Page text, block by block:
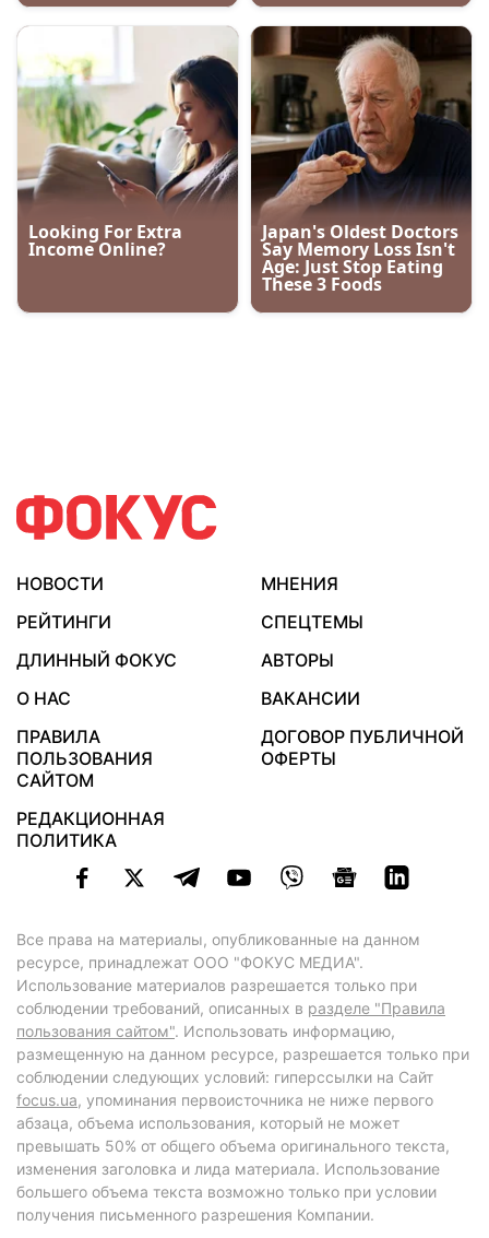
НОВОСТИ
МНЕНИЯ
РЕЙТИНГИ
СПЕЦТЕМЫ
ДЛИННЫЙ ФОКУС
АВТОРЫ
О НАС
ВАКАНСИИ
ПРАВИЛА
ПОЛЬЗОВАНИЯ
САЙТОМ
ДОГОВОР ПУБЛИЧНОЙ
ОФЕРТЫ
РЕДАКЦИОННАЯ
ПОЛИТИКА
Все права на материалы, опубликованные на данном
ресурсе, принадлежат ООО "ФОКУС МЕДИА".
Использование материалов разрешается только при
соблюдении требований, описанных в разделе "Правила
пользования сайтом". Использовать информацию,
размещенную на данном ресурсе, разрешается только при
соблюдении следующих условий: гиперссылки на Сайт
focus.ua, упоминания первоисточника не ниже первого
абзаца, объема использования, который не может
превышать 50% от общего объема оригинального текста,
изменения заголовка и лида материала. Использование
большего объема текста возможно только при условии
получения письменного разрешения Компании.